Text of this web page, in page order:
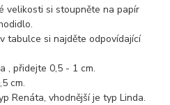
velikosti si stoupněte na papír
tabulce si najděte odpovídající
, přidejte 0,5 - 1 cm.
cm.
Renáta, vhodnější je typ Linda.